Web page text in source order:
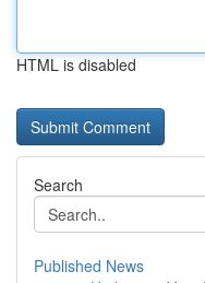
HTML is disabled
Search
Published News